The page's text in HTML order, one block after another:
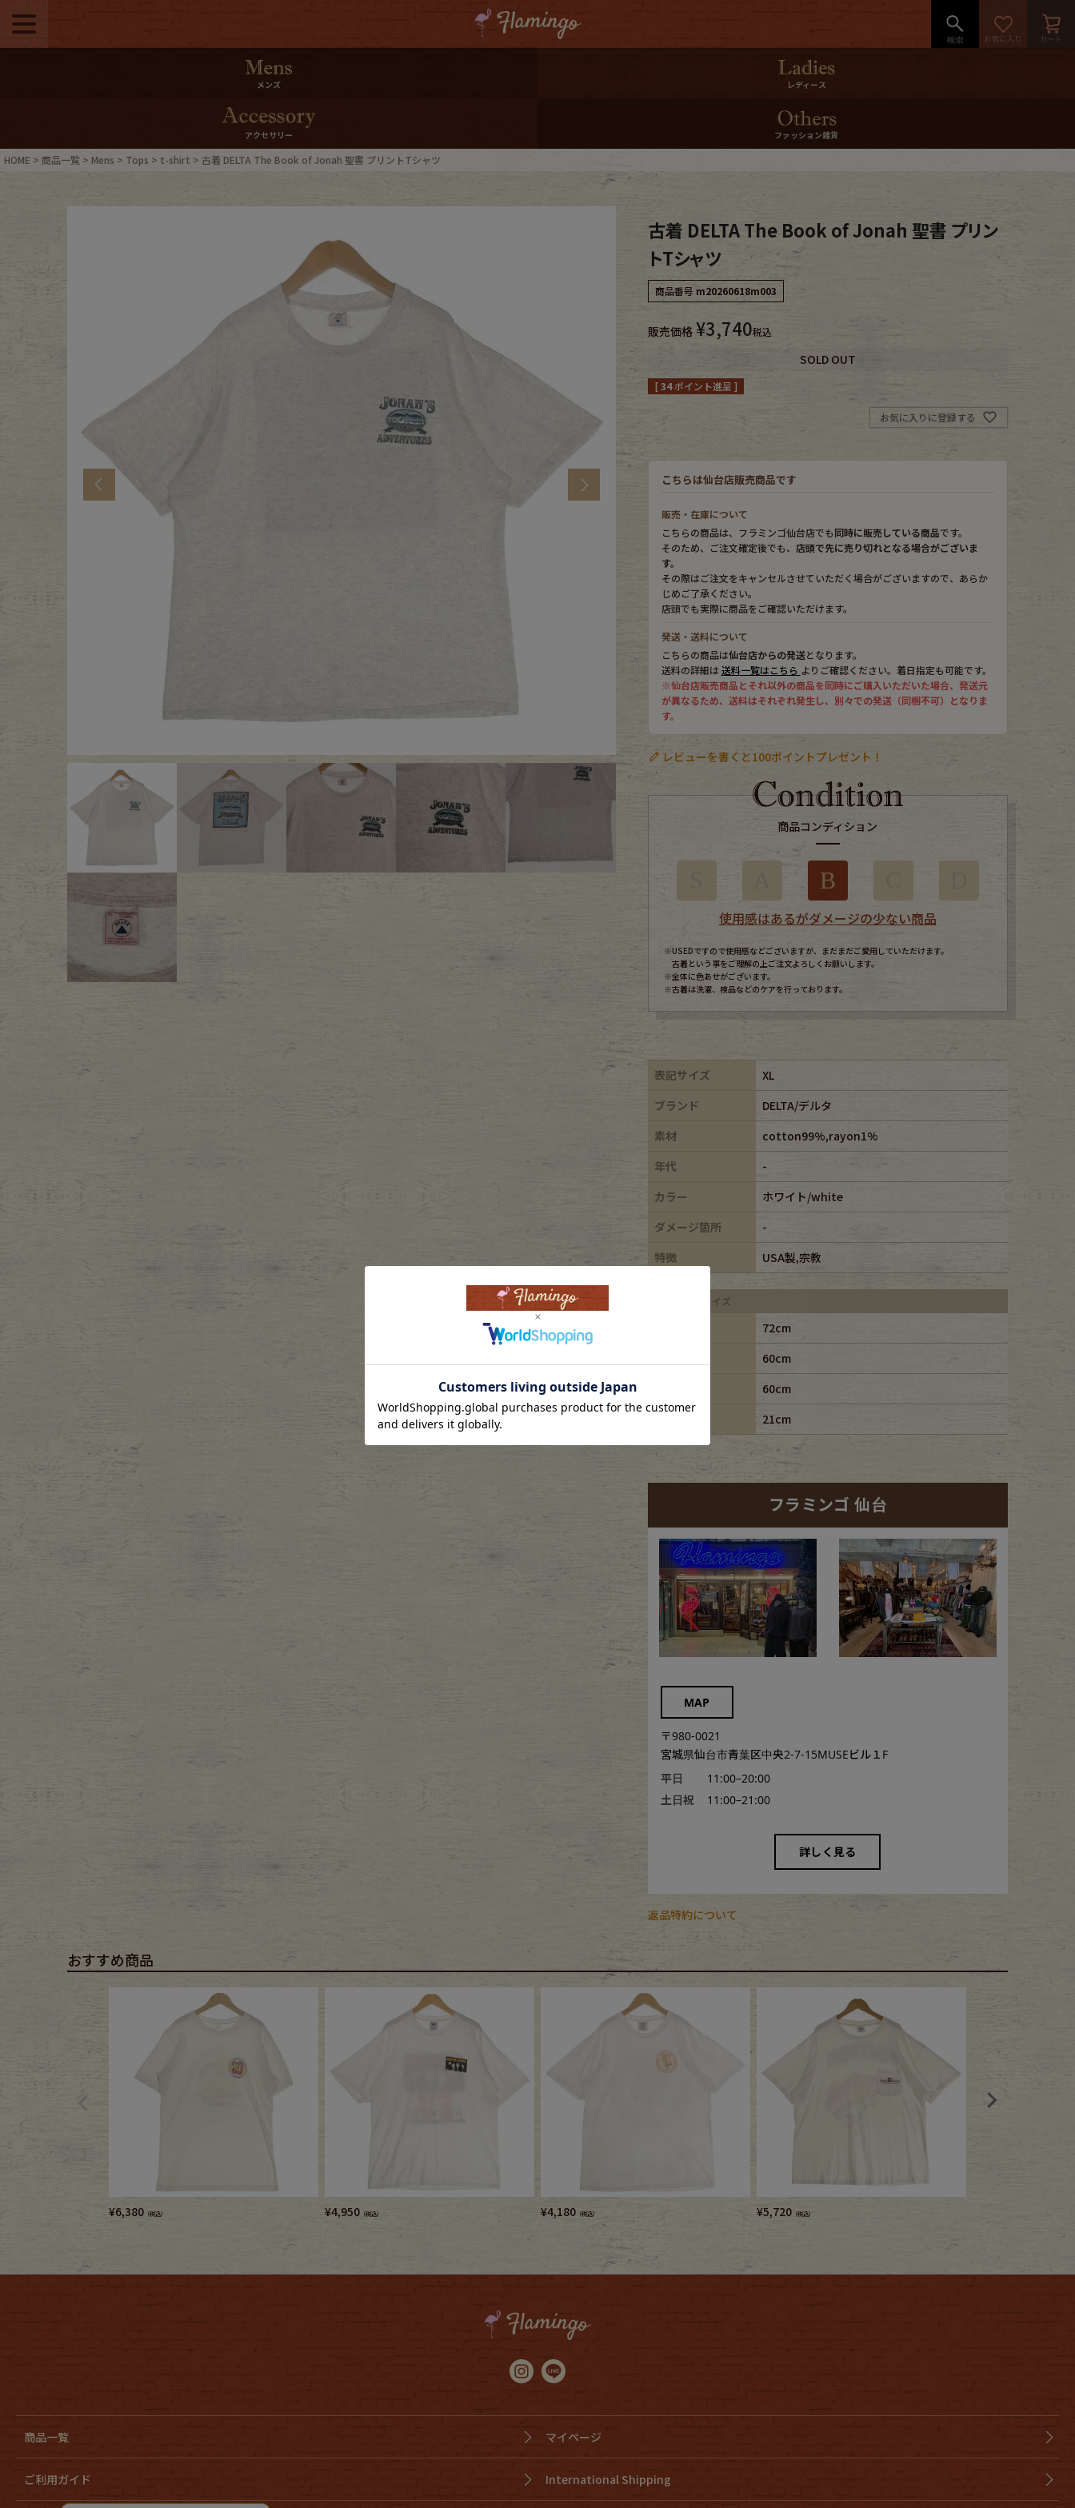
500pt＆10％Offクーポンプレゼント
ログイン・会員登録 LINE ID連携
International Shipping
店舗紹介 特集一覧
スタッフコーディネート
レディース商品カテゴリーから探す
Fafatt
小物・アクセサリーから探す
Eye Wear
Bag
メンズ レディース
アクセサリー ファッション雑貨
HOME 商品一覧 Mens Tops t-shirt 古着 DELTA The Book of Jonah 聖書 プリントTシャツ
古着 DELTA The Book of Jonah 聖書 プリン
トTシャツ
商品番号 m20260618m003
販売価格 ¥3,740税込
SOLD OUT
[34ポイント進呈 ]
お気に入りに登録する
こちらは仙台店販売商品です
販売・在庫について
こちらの商品は、フラミンゴ仙台店でも同時に販売している商品です。
そのため、ご注文確定後でも、 店頭で先に売り切れとなる場合がございま
す。
その際はご注文をキャンセルさせていただく場合がございますので、あらか
じめご了承ください。
店頭でも実際に商品をご確認いただけます。
発送・送料について
こちらの商品は仙台店からの発送となります。
送料の詳細は 送料一覧はこちら よりご確認ください。着日指定も可能です。
※仙台店販売商品とそれ以外の商品を同時にご購入いただいた場合、発送元
が異なるため、送料はそれぞれ発生し、別々での発送（同梱不可）となりま
す。
レビューを書くと100ポイントプレゼント！
商品コンディション
B
使用感はあるがダメージの少ない商品
※USEDですので使用感などございますが、まだまだご愛用していただけます。
古着という事をご理解の上ご注文よろしくお願いします。
※全体に色あせがございます。
※古着は洗濯、検品などのケアを行っております。
表記サイズ
XL
ブランド
DELTA/デルタ
素材
cotton99%,rayon1%
年代
-
カラー
ホワイト/white
ダメージ箇所
-
特徴
USA製,宗教
平置き実寸サイズ
72cm
60cm
60cm
21cm
フラミンゴ 仙台
MAP
〒980-0021
宮城県仙台市青葉区中央2-7-15MUSEビル１F
平日
11:00–20:00
土日祝
11:00–21:00
詳しく見る
返品特約について
おすすめ商品
¥6,380 （税込） ¥4,950 （税込） ¥4,180 （税込） ¥5,720 （税込）
商品一覧 マイページ
ご利用ガイド International Shipping